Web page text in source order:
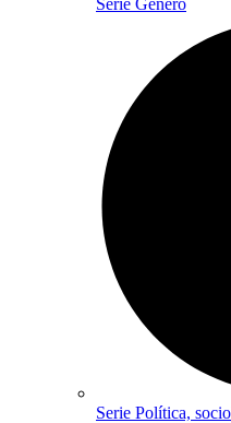
Serie Política,